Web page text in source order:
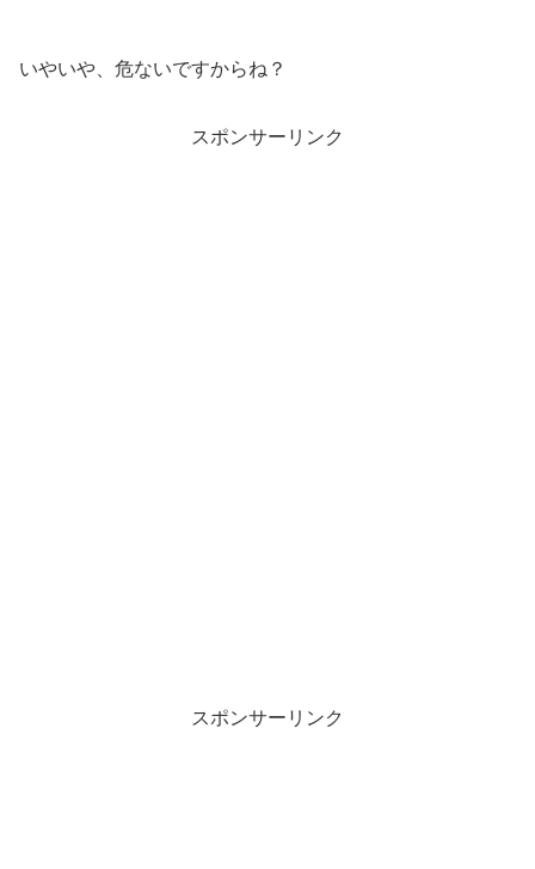
いやいや、危ないですからね？
スポンサーリンク
スポンサーリンク